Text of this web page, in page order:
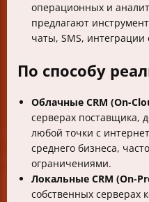
операционных и
предлагают
чаты, SMS, интеграции
По способу
Облачные CRM (On-
серверах поставщика,
любой точки с
среднего бизнеса,
ограничениями.
Локальные CRM (On-
собственных серверах